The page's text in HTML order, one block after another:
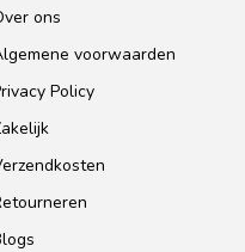
ons
voorwaarden
Policy